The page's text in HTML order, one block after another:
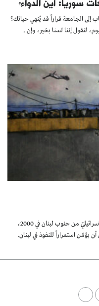
سوريا: أين الدواء؟
الجامعة قراراً قد يُنهي حياتك؟
لنقول إننا لسنا بخير، وإن...
وقع بشار الأسد في الفخّ الذي نصبه الانسحاب الإسرائيليّ من جنوب لبنان في 2000،
يؤمّن استمراراً للنفوذ في لبنان.